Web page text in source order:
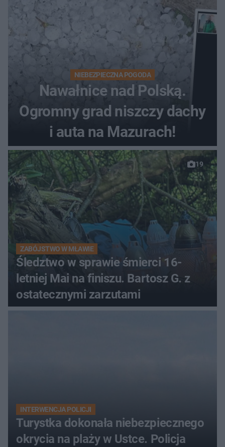
NIEBEZPIECZNA POGODA
Nawałnice nad Polską.
Ogromny grad niszczy dachy
i auta na Mazurach!
19
ZABÓJSTWO W MŁAWIE
Śledztwo w sprawie śmierci 16-
letniej Mai na finiszu. Bartosz G. z
ostatecznymi zarzutami
INTERWENCJA POLICJI
Turystka dokonała niebezpiecznego
okrycia na plaży w Ustce. Policja